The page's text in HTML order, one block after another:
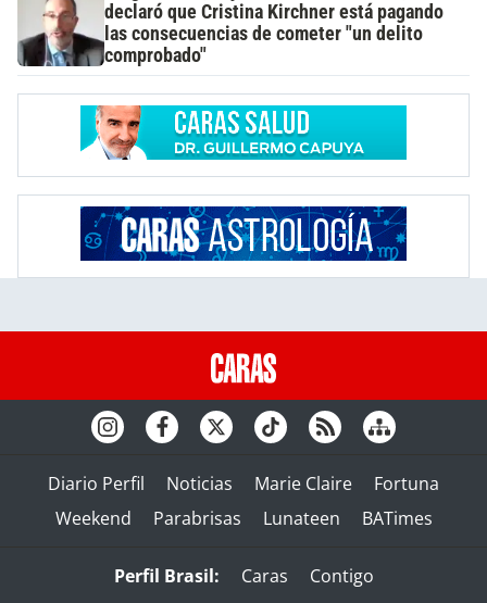
declaró que Cristina Kirchner está pagando
las consecuencias de cometer "un delito
comprobado"
Diario Perfil Noticias Marie Claire
Fortuna
Weekend
Parabrisas Lunateen BATimes
Perfil Brasil: Caras
Contigo